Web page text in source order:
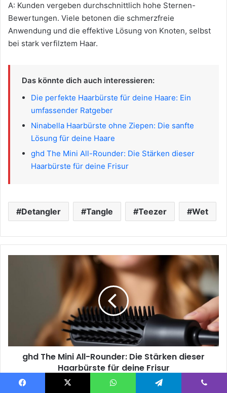
A: Kunden vergeben durchschnittlich hohe Sternen-
Bewertungen. Viele betonen die schmerzfreie
Anwendung und die effektive Lösung von Knoten, selbst
bei stark verfilztem Haar.
Das könnte dich auch interessieren:
Die perfekte Haarbürste für deine Haare: Ein
umfassender Ratgeber
Ninabella Haarbürste ohne Ziepen: Die sanfte
Lösung für deine Haare
ghd The Mini All-Rounder: Die Stärken dieser
Haarbürste für deine Frisur
Detangler Tangle Teezer Wet
Haarbürste
Frisur
ghd The Mini All-Rounder: Die Stärken dieser
Haarbürste für deine Frisur
Entdecke